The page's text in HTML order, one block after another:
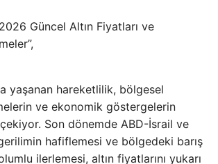
Güncel Altın Fiyatları ve
yaşanan hareketlilik, bölgesel
ve ekonomik göstergelerin
Son dönemde ABD-İsrail ve
hafiflemesi ve bölgedeki barış
ilerlemesi, altın fiyatlarını yukarı